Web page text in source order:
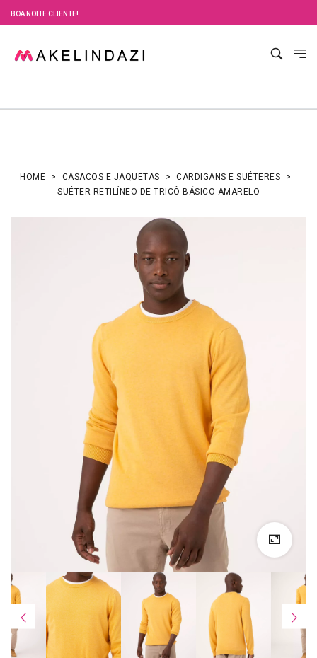
BOA NOITE CLIENTE!
HOME CASACOS E JAQUETAS
CARDIGANS E SUÉTERES
SUÉTER RETILÍNEO DE TRICÔ BÁSICO AMARELO